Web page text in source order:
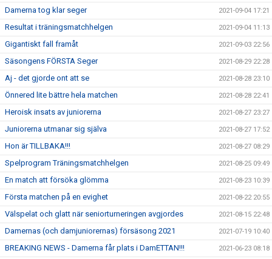
Damerna tog klar seger 2021-09-04 17:21
Resultat i träningsmatchhelgen 2021-09-04 11:13
Gigantiskt fall framåt 2021-09-03 22:56
Säsongens FÖRSTA Seger 2021-08-29 22:28
Aj - det gjorde ont att se 2021-08-28 23:10
Önnered lite bättre hela matchen 2021-08-28 22:41
Heroisk insats av juniorerna 2021-08-27 23:27
Juniorerna utmanar sig själva 2021-08-27 17:52
Hon är TILLBAKA!!! 2021-08-27 08:29
Spelprogram Träningsmatchhelgen 2021-08-25 09:49
En match att försöka glömma 2021-08-23 10:39
Första matchen på en evighet 2021-08-22 20:55
Välspelat och glatt när seniorturneringen avgjordes 2021-08-15 22:48
Damernas (och damjuniorernas) försäsong 2021 2021-07-19 10:40
BREAKING NEWS - Damerna får plats i DamETTAN!!! 2021-06-23 08:18